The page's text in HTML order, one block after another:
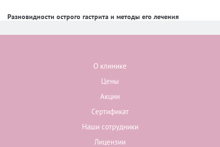
Разновидности острого гастрита и методы его лечения
О клинике
Цены
Акции
Сертификат
Наши сотрудники
Лицензии